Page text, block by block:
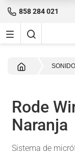
858 284 021
SONIDO
Rode
Naranja
Sistema de